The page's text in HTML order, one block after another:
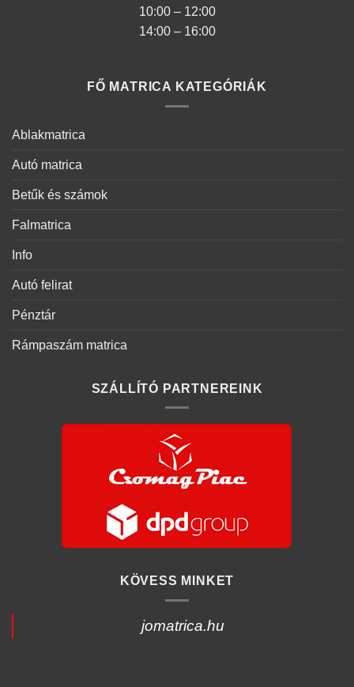
10:00 – 12:00
14:00 – 16:00
FŐ MATRICA KATEGÓRIÁK
Ablakmatrica
Autó matrica
Betűk és számok
Falmatrica
Info
Autó felirat
Pénztár
Rámpaszám matrica
SZÁLLÍTÓ PARTNEREINK
KÖVESS MINKET
jomatrica.hu